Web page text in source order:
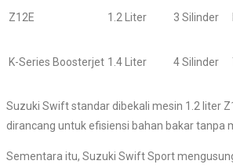
Z12E 1.2 Liter 3 Silinder
K-Series Boosterjet 1.4 Liter 4 Silinder
Suzuki Swift standar dibekali mesin 1.2 liter
dirancang untuk efisiensi bahan bakar tanpa
Sementara itu, Suzuki Swift Sport